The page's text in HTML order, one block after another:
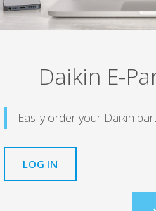
Daikin E-
Easily order your Daikin
LOG IN